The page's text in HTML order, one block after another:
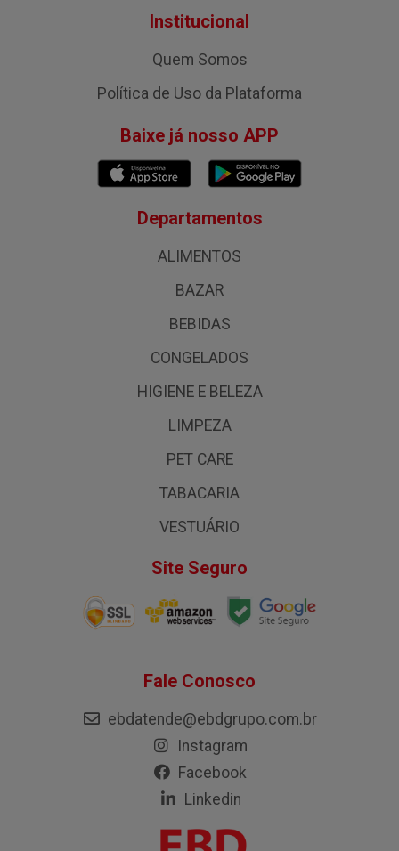
Institucional
Quem Somos
Política de Uso da Plataforma
Baixe já nosso APP
Departamentos
ALIMENTOS
BAZAR
BEBIDAS
CONGELADOS
HIGIENE E BELEZA
LIMPEZA
PET CARE
TABACARIA
VESTUÁRIO
Site Seguro
Fale Conosco
ebdatende@ebdgrupo.com.br
Instagram
Facebook
Linkedin